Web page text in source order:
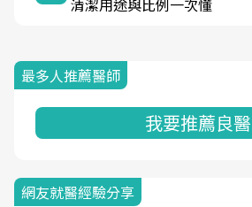
清潔用途與比例一次懂
最多人推薦醫師
我要推薦良醫
網友就醫經驗分享